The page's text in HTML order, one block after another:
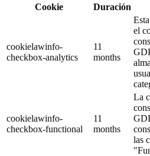
Cookie
Duración
cookielawinfo-
checkbox-analytics
11
months
el
cookielawinfo-
checkbox-functional
11
months
La
las